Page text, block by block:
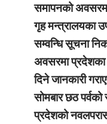
समापनको
गृह मन्त्रालयका
सम्वन्धि सूचना
अवसरमा प्रदेशका
दिने जानकारी
सोमबार छठ
प्रदेशको